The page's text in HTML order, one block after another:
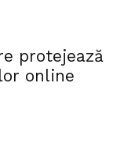
protejează
online